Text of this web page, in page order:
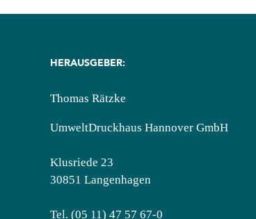
HERAUSGEBER:
Thomas Rätzke
UmweltDruckhaus Hannover GmbH
Klusriede 23
30851 Langenhagen
Tel. (05 11) 47 57 67-0